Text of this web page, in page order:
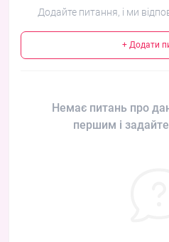
Додайте питання, і ми
+ Додати
Немає питань про
першим і